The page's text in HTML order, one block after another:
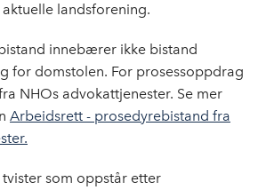
landsforening.
innebærer ikke bistand
for domstolen. For prosessoppdrag
NHOs advokattjenester. Se mer
Arbeidsrett - prosedyrebistand fra
tvister som oppstår etter